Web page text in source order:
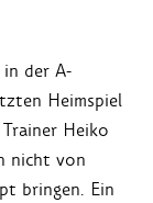
der A-
Heimspiel
Heiko
nicht von
bringen. Ein